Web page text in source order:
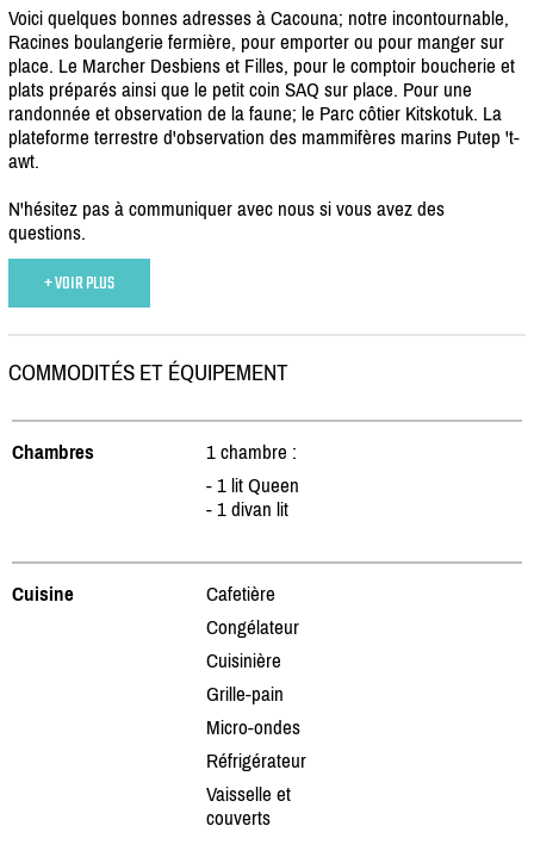
Voici quelques bonnes adresses à Cacouna; notre incontournable,
Racines boulangerie fermière, pour emporter ou pour manger sur
place. Le Marcher Desbiens et Filles, pour le comptoir boucherie et
plats préparés ainsi que le petit coin SAQ sur place. Pour une
randonnée et observation de la faune; le Parc côtier Kitskotuk. La
plateforme terrestre d'observation des mammifères marins Putep 't-
awt.
N'hésitez pas à communiquer avec nous si vous avez des
questions.
+ VOIR PLUS
COMMODITÉS ET ÉQUIPEMENT
Chambres
1 chambre :
- 1 lit Queen
- 1 divan lit
Cuisine
Cafetière
Congélateur
Cuisinière
Grille-pain
Micro-ondes
Réfrigérateur
Vaisselle et
couverts